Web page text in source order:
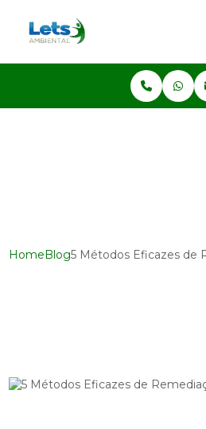
HomeBlog5 Métodos Eficazes de